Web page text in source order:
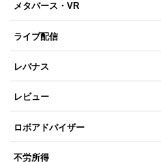
メタバース・VR
ライブ配信
レバナス
レビュー
ロボアドバイザー
不労所得